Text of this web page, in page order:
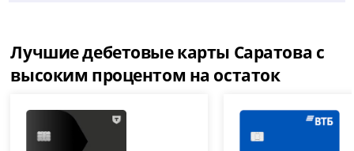
Лучшие дебетовые карты Саратова с
высоким процентом на остаток